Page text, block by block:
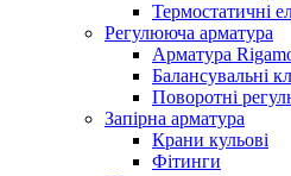
Термостатичні
Регулююча арматура
Арматура
Балансувальні
Поворотні
Запірна арматура
Крани кульові
Фітинги